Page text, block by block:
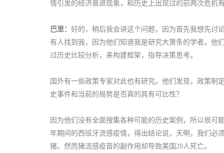
情引发的经济衰退现象，和历史上出现过的前两次危机
巴里： 好的，稍后我会讲这个问题，因为首先我想先讨
有人找到我，因为他们知道我是研究大萧条的学者。他
过历史比较分析，来构建框架，指导决策思考。
国外有一些政策专家对此也有研究。他们发现，政策
史事件和当前的局势是否真的具有可比性？
因为他们没有全面搜集各种可能的历史案例，所以很可
年期间的西班牙流感疫情，得出结论说，天啊，我们必
猪。然而猪流感疫苗的副作用却导致美国20人死亡。